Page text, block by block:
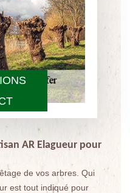
AR Elagueur pour
de vos arbres. Qui
est tout indiqué pour